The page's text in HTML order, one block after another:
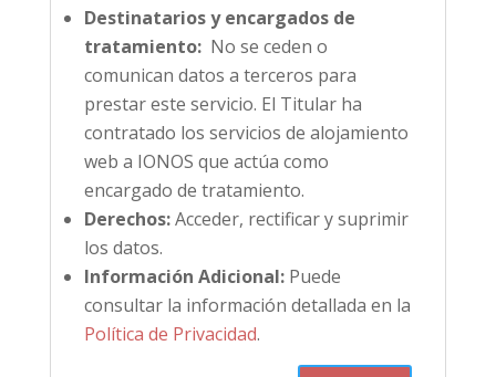
Destinatarios y encargados de
tratamiento:No se ceden o
comunican datos a terceros para
prestar este servicio. El Titular ha
contratado los servicios de alojamiento
web a IONOS que actúa como
encargado de tratamiento.
Derechos:Acceder, rectificar y suprimir
los datos.
Información Adicional:Puede
consultar la información detallada en la
Política de Privacidad.